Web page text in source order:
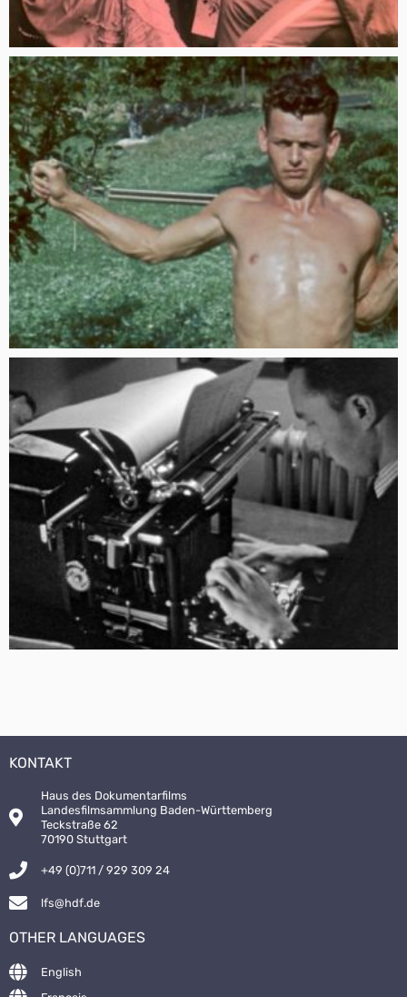
KONTAKT
Haus des Dokumentarfilms
Landesfilmsammlung Baden-Württemberg
Teckstraße 62
70190 Stuttgart
+49 (0)711 / 929 309 24
lfs@hdf.de
OTHER LANGUAGES
English